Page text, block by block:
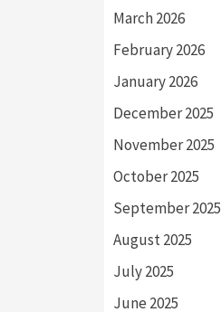
March 2026
February 2026
January 2026
December 2025
November 2025
October 2025
September 2025
August 2025
July 2025
June 2025